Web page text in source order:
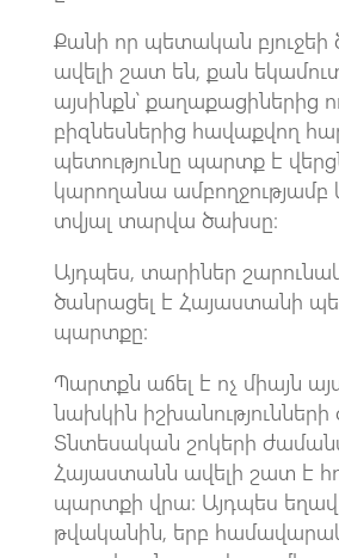
Քանի որ պետական բյուջեի
ավելի շատ են, քան
այսինքն՝ քաղաքացիներից ու
բիզնեսներից հավաքվող
պետությունը պարտք է
կարողանա ամբողջությամբ
տվյալ տարվա ծախսը։
Այդպես, տարիներ շարունակ
ծանրացել է Հայաստանի
պարտքը։
Պարտքն աճել է ոչ միայն
նախկին իշխանությունների
Տնտեսական շոկերի
Հայաստանն ավելի շատ է
պարտքի վրա։ Այդպես
թվականին, երբ